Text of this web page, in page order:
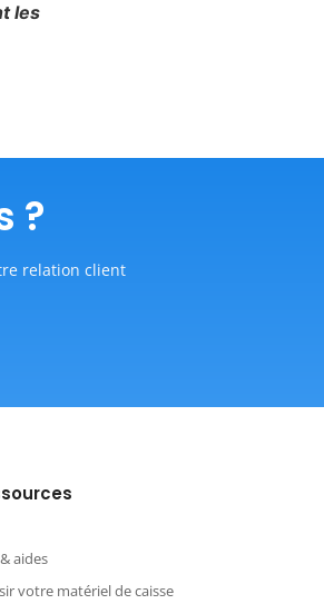
les
?
relation client
aides
votre matériel de caisse